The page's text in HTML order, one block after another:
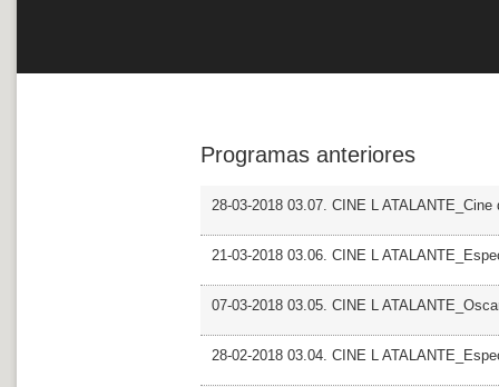
Programas anteriores
28-03-2018 03.07. CINE L
21-03-2018 03.06. CINE L
07-03-2018 03.05. CINE L
28-02-2018 03.04. CINE L